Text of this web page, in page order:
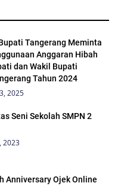
Tangerang Meminta
Anggaran Hibah
dan Wakil Bupati
Tahun 2024
2025
Seni Sekolah SMPN 2
2023
Anniversary Ojek Online